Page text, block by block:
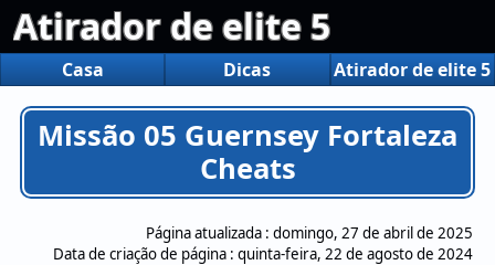
Atirador de elite 5
Casa Dicas Atirador de elite 5
Missão 05 Guernsey Fortaleza
Cheats
Página atualizada : domingo, 27 de abril de 2025
Data de criação de página : quinta-feira, 22 de agosto de 2024